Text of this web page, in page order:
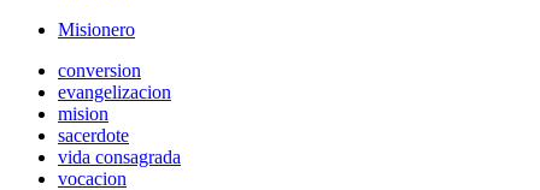
Misionero
conversion
evangelizacion
mision
sacerdote
vida consagrada
vocacion